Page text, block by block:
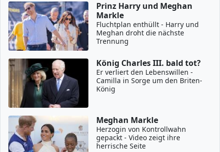
Prinz Harry und Meghan
Markle
Fluchtplan enthüllt - Harry und
Meghan droht die nächste
Trennung
König Charles III. bald tot?
Er verliert den Lebenswillen -
Camilla in Sorge um den Briten-
König
Meghan Markle
Herzogin von Kontrollwahn
gepackt - Video zeigt ihre
herrische Seite